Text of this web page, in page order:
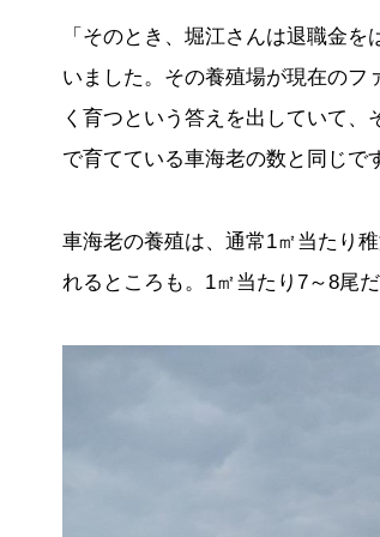
「そのとき、堀江さんは退職金
いました。その養殖場が現在のフ
く育つという答えを出していて、
で育てている車海老の数と同じで
車海老の養殖は、通常1㎡当たり
れるところも。 1㎡当たり 7～8尾